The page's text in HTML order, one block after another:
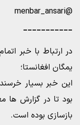
@menbar_ansari
___________
در ارتباط با خبر
یمگان افغانستا؛
این خبر بسیار
بود تا در گزارش ها
بازسازی بوده است.‌